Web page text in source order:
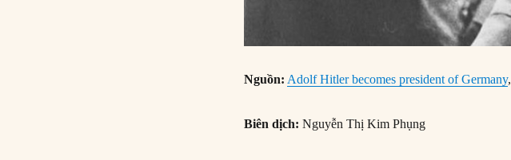
Nguồn: Adolf Hitler becomes president of Germany,
Biên dịch: Nguyễn Thị Kim Phụng